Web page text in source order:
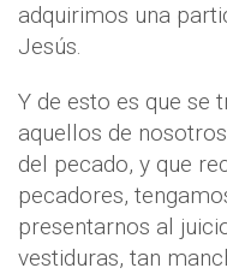
adquirimos una
Jesús.
Y de esto es que se
aquellos de
del pecado, y que
pecadores,
presentarnos al
vestiduras, tan